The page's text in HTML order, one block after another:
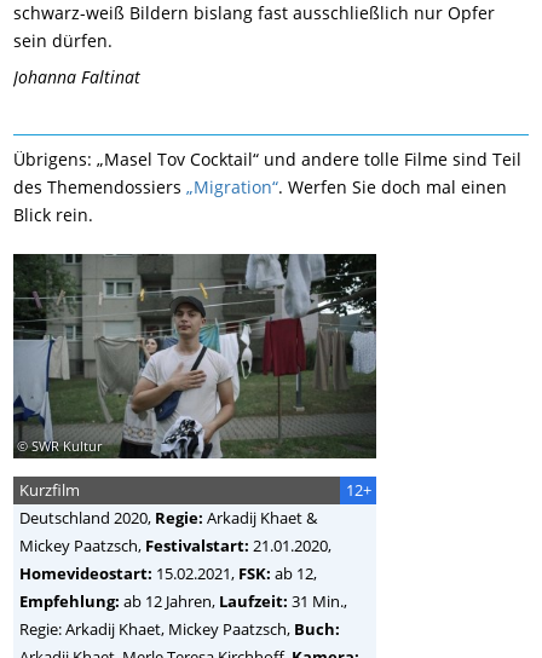
schwarz-weiß Bildern bislang fast ausschließlich nur Opfer
sein dürfen.
Johanna Faltinat
Übrigens: „Masel Tov Cocktail“ und andere tolle Filme sind Teil
des Themendossiers„Migration“. Werfen Sie doch mal einen
Blick rein.
© SWR Kultur
12+
Kurzfilm
Deutschland 2020, Regie: Arkadij Khaet &
Mickey Paatzsch, Festivalstart: 21.01.2020,
Homevideostart: 15.02.2021, FSK: ab 12,
Empfehlung: ab 12 Jahren, Laufzeit: 31 Min.,
Regie: Arkadij Khaet, Mickey Paatzsch, Buch: